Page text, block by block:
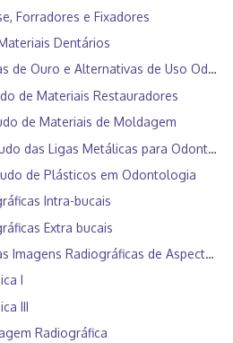
Forradores e Fixadores
Dentários
Ouro e Alternativas de Uso Odontológico
de Materiais Restauradores
de Materiais de Moldagem
das Ligas Metálicas para Odontologia
de Plásticos em Odontologia
Intra-bucais
Extra bucais
Radiográficas de Aspectos Patológicos
I
III
Radiográfica